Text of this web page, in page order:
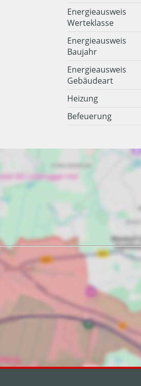
Energieausweis
Werteklasse
Energieausweis
Baujahr
Energieausweis
Gebäudeart
Heizung
Befeuerung